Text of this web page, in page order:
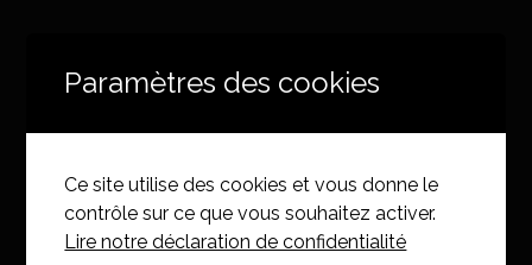
Paramètres des cookies
Ce site utilise des cookies et vous donne le
contrôle sur ce que vous souhaitez activer.
Lire notre déclaration de confidentialité